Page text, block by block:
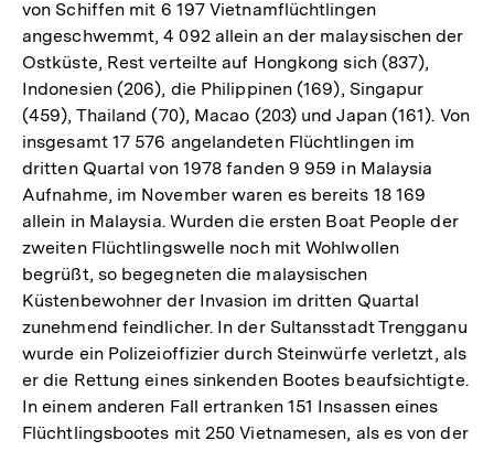
von Schiffen mit 6 197 Vietnamflüchtlingen
angeschwemmt, 4 092 allein an der malaysischen der
Ostküste, Rest verteilte auf Hongkong sich (837),
Indonesien (206), die Philippinen (169), Singapur
(459), Thailand (70), Macao (203) und Japan (161). Von
insgesamt 17 576 angelandeten Flüchtlingen im
dritten Quartal von 1978 fanden 9 959 in Malaysia
Aufnahme, im November waren es bereits 18 169
allein in Malaysia. Wurden die ersten Boat People der
zweiten Flüchtlingswelle noch mit Wohlwollen
begrüßt, so begegneten die malaysischen
Küstenbewohner der Invasion im dritten Quartal
zunehmend feindlicher. In der Sultansstadt Trengganu
wurde ein Polizeioffizier durch Steinwürfe verletzt, als
er die Rettung eines sinkenden Bootes beaufsichtigte.
In einem anderen Fall ertranken 151 Insassen eines
Flüchtlingsbootes mit 250 Vietnamesen, als es von der